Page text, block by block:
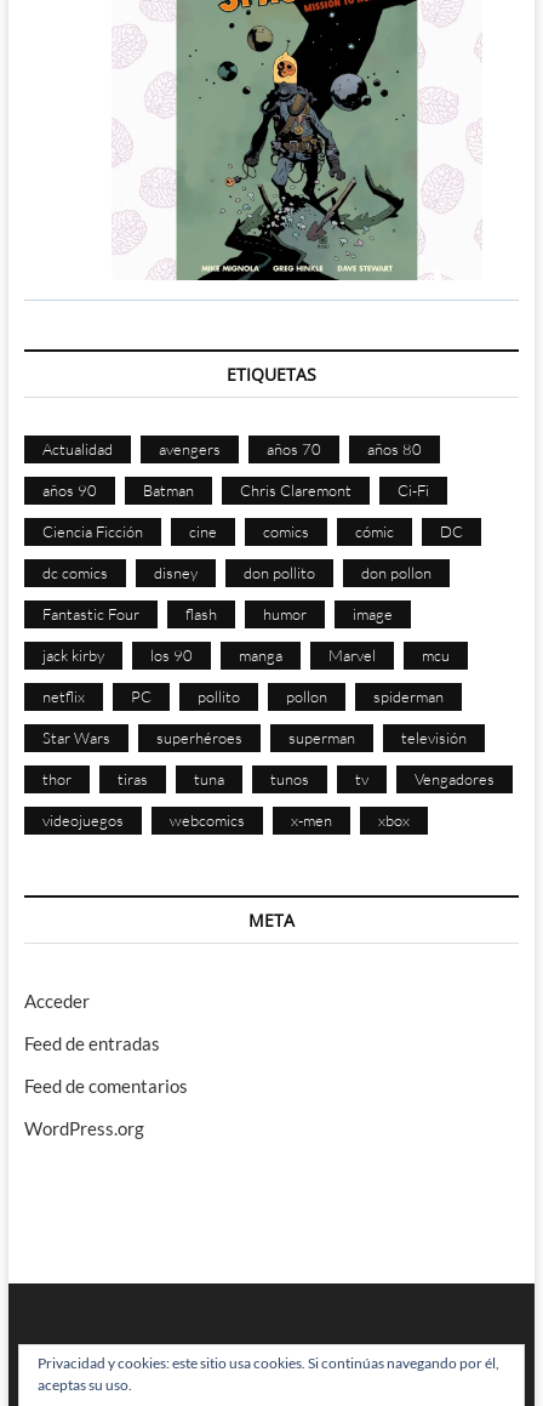
ETIQUETAS
Actualidad avengers años 70 años 80
años 90 Batman Chris Claremont Ci-Fi
Ciencia Ficción cine comics cómic DC
dc comics disney don pollito don pollon
Fantastic Four flash humor image
jack kirby los 90 manga Marvel mcu
netflix PC pollito pollon spiderman
Star Wars superhéroes superman televisión
thor tiras tuna tunos tv Vengadores
videojuegos webcomics x-men xbox
META
Acceder
Feed de entradas
Feed de comentarios
WordPress.org
Privacidad y cookies: este sitio usa cookies. Si continúas navegando por él,
aceptas su uso.